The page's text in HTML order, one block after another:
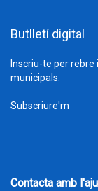
Butlletí digital
Inscriu-te per
municipals.
Subscriure'm
Contacta amb